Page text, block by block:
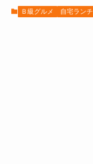
Ｂ級グルメ 自宅ランチ